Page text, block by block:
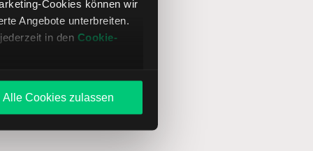
Cookies können wir
Angebote unterbreiten.
in den Cookie-
Alle Cookies zulassen